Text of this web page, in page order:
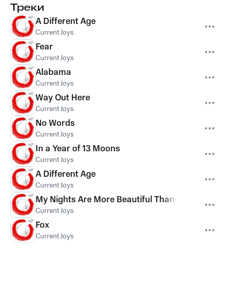
Треки
A Different Age
Current Joys
Fear
Current Joys
Alabama
Current Joys
Way Out Here
Current Joys
No Words
Current Joys
In a Year of 13 Moons
Current Joys
A Different Age
Current Joys
My Nights Are More Beautiful Than Your Days
Current Joys
Fox
Current Joys